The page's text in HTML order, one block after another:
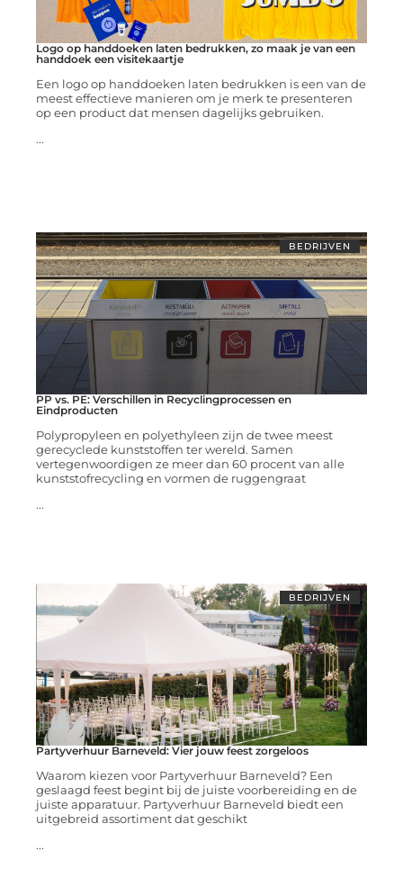
Logo op handdoeken laten bedrukken, zo maak je van een
handdoek een visitekaartje
Een logo op handdoeken laten bedrukken is een van de
meest effectieve manieren om je merk te presenteren
op een product dat mensen dagelijks gebruiken.
...
BEDRIJVEN
PP vs. PE: Verschillen in Recyclingprocessen en
Eindproducten
Polypropyleen en polyethyleen zijn de twee meest
gerecyclede kunststoffen ter wereld. Samen
vertegenwoordigen ze meer dan 60 procent van alle
kunststofrecycling en vormen de ruggengraat
...
BEDRIJVEN
Partyverhuur Barneveld: Vier jouw feest zorgeloos
Waarom kiezen voor Partyverhuur Barneveld? Een
geslaagd feest begint bij de juiste voorbereiding en de
juiste apparatuur. Partyverhuur Barneveld biedt een
uitgebreid assortiment dat geschikt
...